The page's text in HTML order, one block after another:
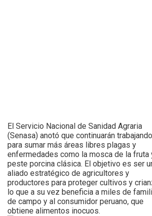
El Servicio Nacional de Sanidad Agraria
(Senasa) anotó que continuarán trabajando
para sumar más áreas libres plagas y
enfermedades como la mosca de la fruta
peste porcina clásica. El objetivo es ser
aliado estratégico de agricultores y
productores para proteger cultivos y
lo que a su vez beneficia a miles de
de campo y al consumidor peruano, que
obtiene alimentos inocuos.